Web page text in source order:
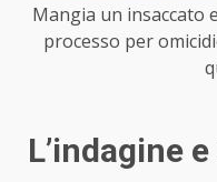
Mangia un insaccato
processo per
L’indagine